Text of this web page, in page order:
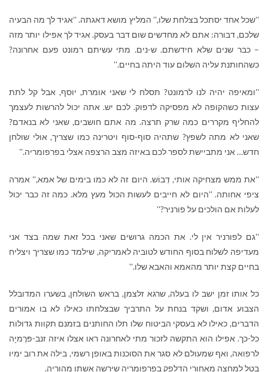
''שכל אחד יסתכל בצלחת שלו,'' המליץ מושא דאגתה. ''אגיד לך מה הבעיה
שלכם, דבורה: אתם לא מחדשים שום דבר בעסק. אגיד לך אפילו יותר מזה
– כבר שנים שלא חידשתם. ש-נים. מתי עשיתם רמונט פעם אחרונה?
כשהחותנת עליה השלום עוד היתה בחיים.''
''ומאיפה יהיה לנו לרמונט? תסלח לי שאני אומרת, יוסף, אבל קל לתת
עצות כשהקופה לא מפסיקה לדפוק. לכם יש. אתה יכול להרשות לעצמך
להחליף מקררים כמה שרק תרצה. מה אתם חושבים, שאני לא בנאדם?
שאני לא מתה לשפץ? שתהיה סוף-סוף ויטרינה כמו שצריך, אולי שולחן
חדש… אני מתביישת לספר לכם באיזה מצב הרצפה אצלי בפרפומריה.''
''את ממש מצחיקה אותי, דְבוֹש. היום זה לא כמו בימים של אמא,'' אמרה
ציפי אחותה. ''היום לא חייבים לעשות הכול מעץ מלא. כמה זה כבר יכול
לעלות אם הולכים על פורניר?''
''גם לפורניר אין לי. את הכמה גרושים שאני בכל זאת שמה בצד אני
מעדיפה לשלוח בסוף החודש לטוביה לאמריקה, שילמד כמו שצריך ויצליח
בחיים קצת יותר מהאמא והאבא שלו.''
כל אותו זמן ישב לו בעלה, שרגא זלצמן, בראש השולחן, בשערו המדובלל
הצבוע אדום, ושקד בנחת על התרביך שבצלחתו כאילו לא בו אמורים
הדברים, כאילו לא בעסקי הביטוח שלו תלו החותנים בזמנם תקוות גדולות
כל-כך. אפילו הוא התקשה לזכור מתי לאחרונה ראו אצלו איזה זנב-פּרֶמיָה
לרפואה, ואף שמעולם לא סגר את הסוכנות באופן רשמי, בילה את רוב ימיו
בטל למחצה מאחורי הדלפק בפרפומריה שירשה אשתו מהוריה.